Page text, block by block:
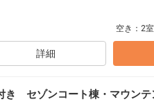
体験プランなどの追加（同時予約）が
王温泉の中心に位置し、各観光地へア
があり、中森ゲレンデまでは徒歩1分。
ーズに出られる最適地。
空き： 2室
詳細
き セゾンコート棟・マウン